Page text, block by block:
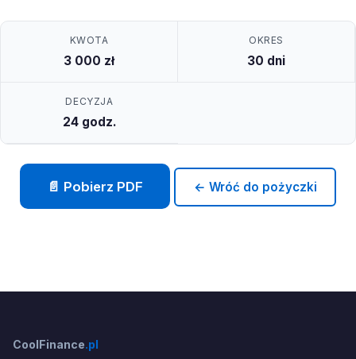
KWOTA
3 000 zł
OKRES
30 dni
DECYZJA
24 godz.
📄 Pobierz PDF ← Wróć do pożyczki
CoolFinance.pl